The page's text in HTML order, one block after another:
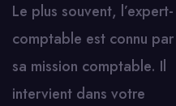
Le plus souvent, l’expert-
comptable est connu par
sa mission comptable. Il
intervient dans votre